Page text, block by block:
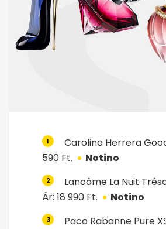
1
Carolina Herrera
590 Ft.
Notino
2
Lancôme La Nuit
Ár: 18 990 Ft.
Notino
3
Paco Rabanne Pure